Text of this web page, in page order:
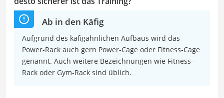
Ab in den Käfig
Aufgrund des käfigähnlichen Aufbaus wird das
Power-Rack auch gern Power-Cage oder Fitness-Cage
genannt. Auch weitere Bezeichnungen wie Fitness-
Rack oder Gym-Rack sind üblich.